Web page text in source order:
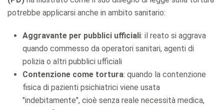
potrebbe applicarsi anche in ambito sanitario:
Aggravante per pubblici ufficiali: il reato si aggrava
quando commesso da operatori sanitari, agenti di
polizia o altri pubblici ufficiali
Contenzione come tortura: quando la contenzione
fisica di pazienti psichiatrici viene usata
"indebitamente", cioè senza reale necessità medica,